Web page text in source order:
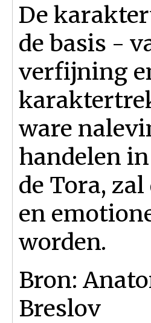
De
de basis -
verfijning
ware
handelen
de Tora,
en
worden.
Bron:
Breslov